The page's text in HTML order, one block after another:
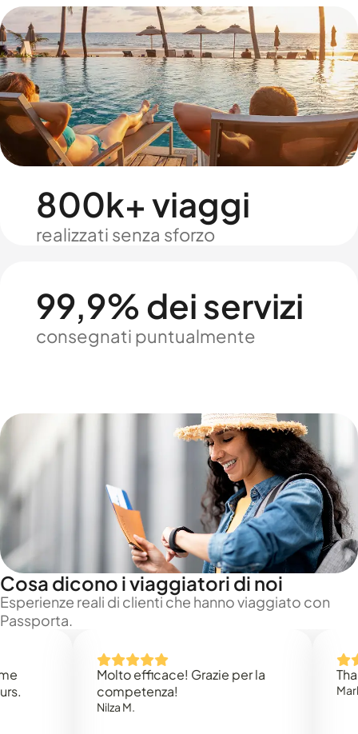
800k+ viaggi
realizzati senza sforzo
99,9% dei servizi
consegnati puntualmente
Cosa dicono i viaggiatori di noi
Esperienze reali di clienti che hanno viaggiato con
Passporta.
Molto efficace! Grazie per la
competenza!
Thank
Mark N.